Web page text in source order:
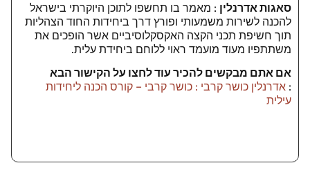
סאגות אדרנלין : מאמר בו תחשפו לתוכן היוקרתי בישראל
להכנה לשירות משמעותי ופורץ דרך ביחידות החוד הצהליות
תוך חשיפת תכני הקצה האקסקלוסיביים אשר הופכים את
משתתפיו מעוד מועמד ראוי ללוחם ביחידת עלית.
אם אתם מבקשים להכיר עוד לחצו על הקישור הבא
: אדרנלין כושר קרבי : כושר קרבי – קורס הכנה ליחידות
עילית